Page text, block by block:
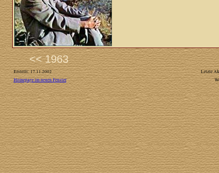
<< 1963
Erstellt: 17.11.2002
Letzte
Homepage im neuen Fenster